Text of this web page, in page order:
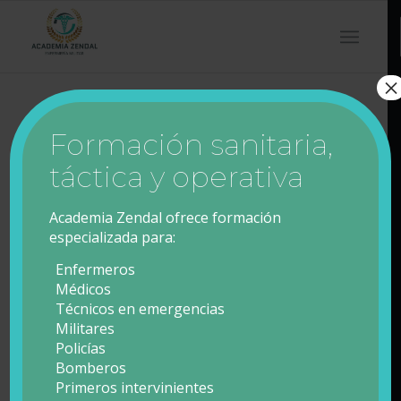
Username*
Password
Formación sanitaria,
táctica y operativa
Academia Zendal ofrece formación
especializada para:
Enfermeros
Médicos
Técnicos en emergencias
Militares
Policías
Bomberos
Primeros intervinientes
×